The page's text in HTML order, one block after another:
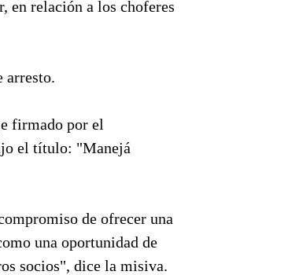
en relación a los choferes
arresto.
firmado por el
el título: "Manejá
de ofrecer una
una oportunidad de
socios", dice la misiva.